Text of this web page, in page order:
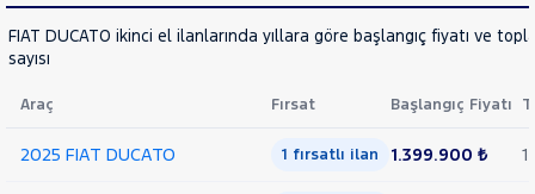
TOGG
TOYOTA
VOLKSWAGEN
VOLVO
FIAT DUCATO ikinci el ilanlarında yıllara göre başlangıç fiyatı ve
sayısı
Araç Fırsat Başlangıç Fiyatı
2025 FIAT DUCATO 1 fırsatlı ilan 1.399.900 ₺ 1